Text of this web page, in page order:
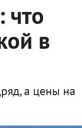
что
в
а цены на